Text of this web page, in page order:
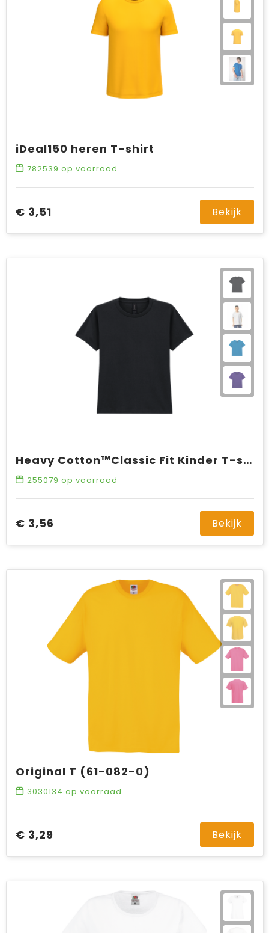
iDeal150 heren T-shirt
782539 op voorraad
€ 3,51 Bekijk
Heavy Cotton™Classic Fit Kinder T-shirt
255079 op voorraad
€ 3,56 Bekijk
Original T (61-082-0)
3030134 op voorraad
€ 3,29 Bekijk